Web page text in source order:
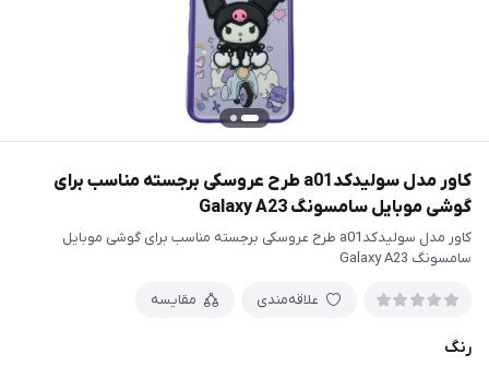
کاور مدل سولیدکدa01 طرح عروسکی برجسته مناسب برای
گوشی موبایل سامسونگ Galaxy A23
کاور مدل سولیدکدa01 طرح عروسکی برجسته مناسب برای گوشی موبایل
سامسونگ Galaxy A23
علاقه‌مندی مقایسه
رنگ